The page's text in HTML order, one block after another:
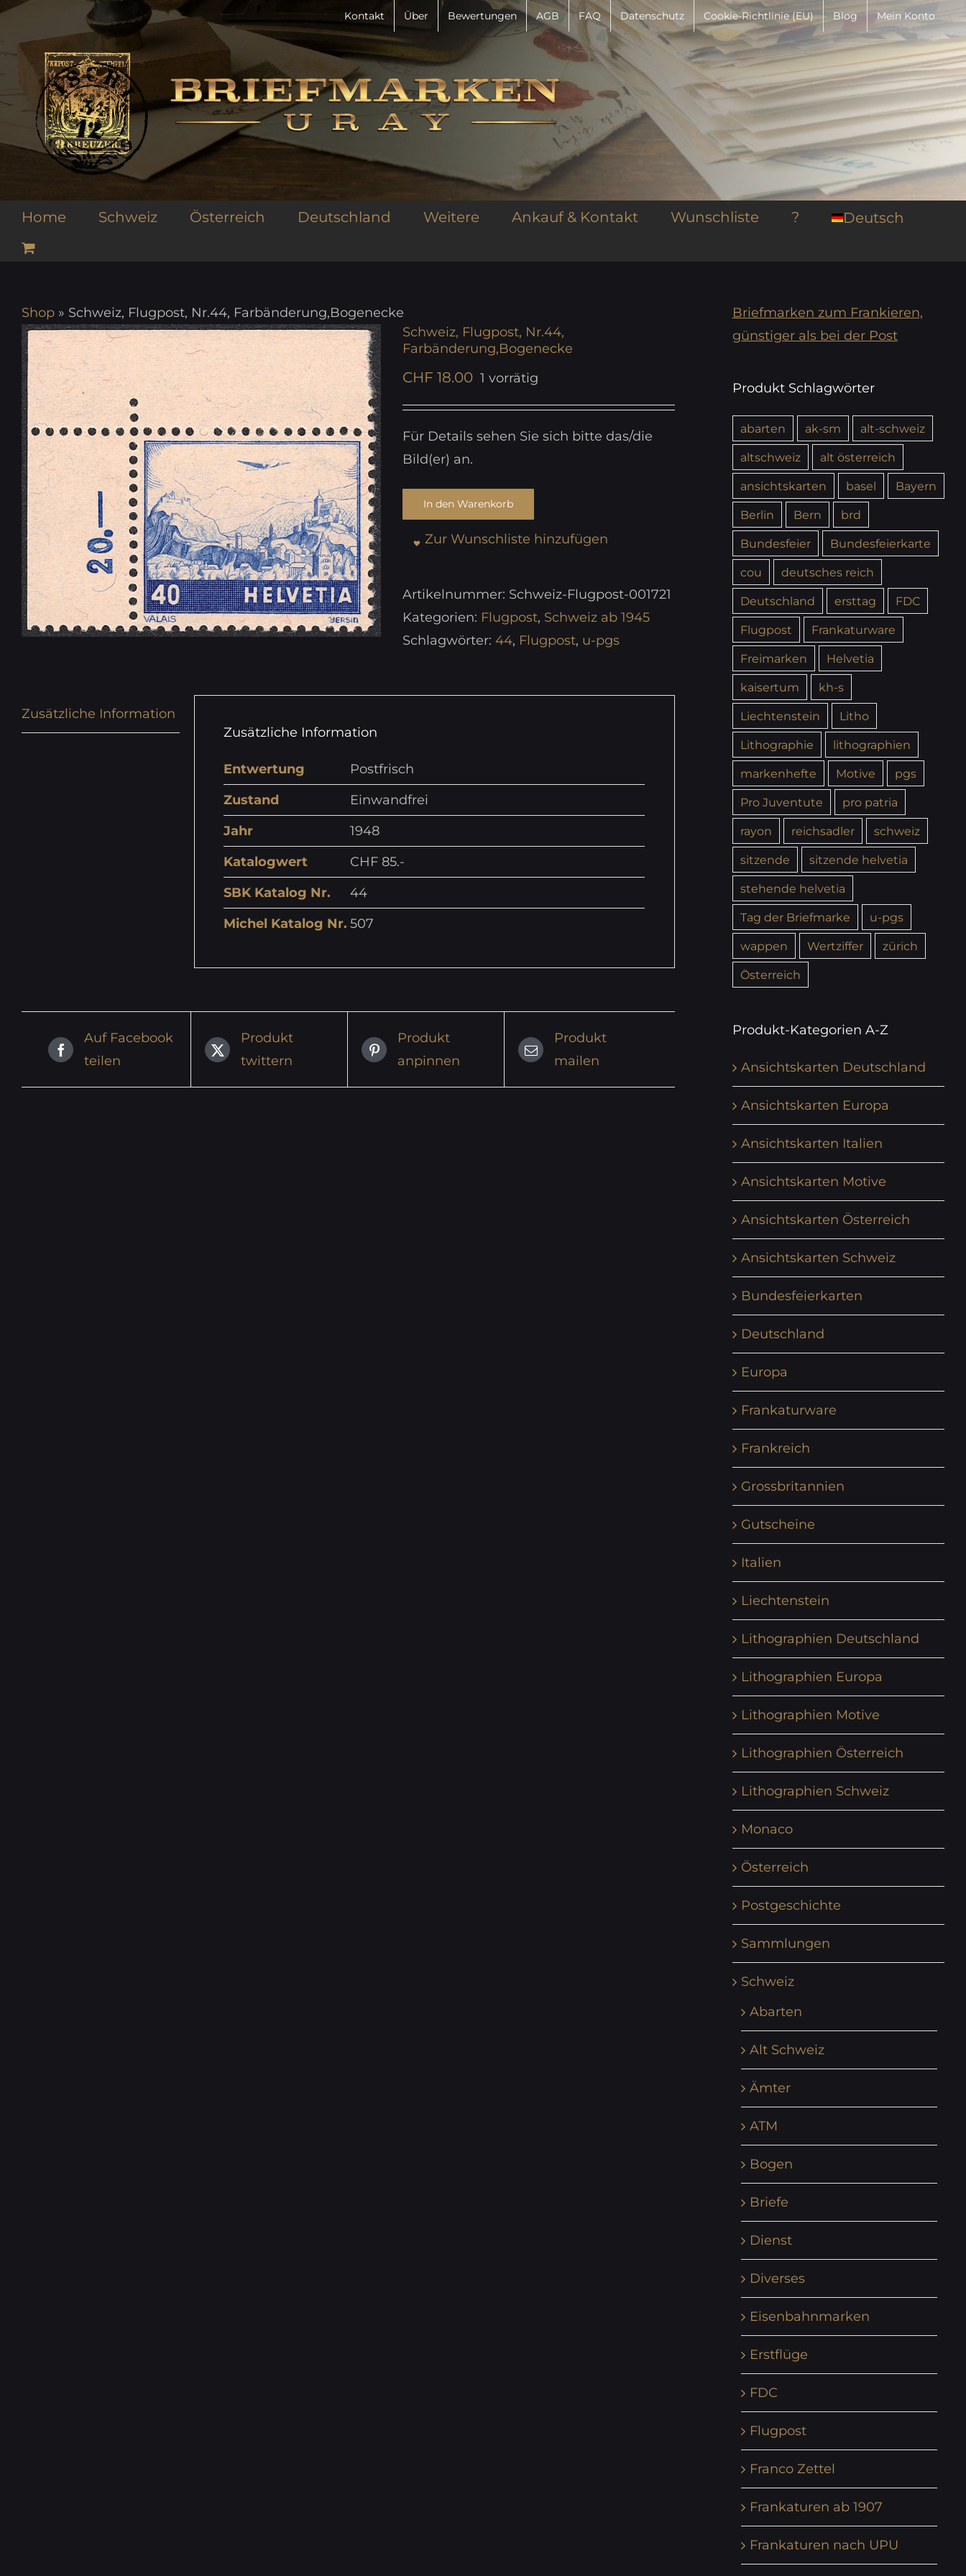
Zum
springen
Kontakt Über Bewertungen AGB FAQ Datenschutz Cookie-Richtlinie (EU) Blog Mein Konto
Home Schweiz Österreich Deutschland Weitere Ankauf & Kontakt Wunschliste ? Deutsch
Shop » Schweiz, Flugpost, Nr.44, Farbänderung,Bogenecke
Schweiz, Flugpost, Nr.44,
Farbänderung,Bogenecke
CHF 18.00 1 vorrätig
Für Details sehen Sie sich bitte das/die
Bild(er) an.
In den Warenkorb
Zur Wunschliste hinzufügen
Artikelnummer: Schweiz-Flugpost-001721
Kategorien: Flugpost, Schweiz ab 1945
Schlagwörter: 44, Flugpost, u-pgs
Zusätzliche Information
Zusätzliche Information
Entwertung
Postfrisch
Zustand
Einwandfrei
Jahr
1948
Katalogwert
CHF 85.-
SBK Katalog Nr.
44
Michel Katalog Nr. 507
Auf Facebook
teilen
Produkt
twittern
Produkt
anpinnen
Produkt
mailen
Briefmarken zum Frankieren,
günstiger als bei der Post
Produkt Schlagwörter
abarten ak-sm
alt-schweiz
altschweiz
alt österreich
ansichtskarten
basel
Bayern
Berlin
Bern
brd
Bundesfeier
Bundesfeierkarte
cou
deutsches reich
Deutschland
ersttag
FDC
Flugpost
Frankaturware
Freimarken
Helvetia
kaisertum
kh-s
Liechtenstein
Litho
Lithographie
lithographien
markenhefte
Motive
pgs
Pro Juventute
pro patria
rayon
reichsadler
schweiz
sitzende
sitzende helvetia
stehende helvetia
Tag der Briefmarke
u-pgs
wappen
Wertziffer
zürich
Österreich
Produkt-Kategorien A-Z
Ansichtskarten Deutschland
Ansichtskarten Europa
Ansichtskarten Italien
Ansichtskarten Motive
Ansichtskarten Österreich
Ansichtskarten Schweiz
Bundesfeierkarten
Deutschland
Europa
Frankaturware
Frankreich
Grossbritannien
Gutscheine
Italien
Liechtenstein
Lithographien Deutschland
Lithographien Europa
Lithographien Motive
Lithographien Österreich
Lithographien Schweiz
Monaco
Österreich
Postgeschichte
Sammlungen
Schweiz
Abarten
Alt Schweiz
Ämter
ATM
Bogen
Briefe
Dienst
Diverses
Eisenbahnmarken
Erstflüge
FDC
Flugpost
Franco Zettel
Frankaturen ab 1907
Frankaturen nach UPU